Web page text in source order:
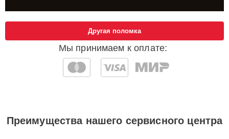
Мы принимаем к оплате:
Другая поломка
Преимущества нашего сервисного центра